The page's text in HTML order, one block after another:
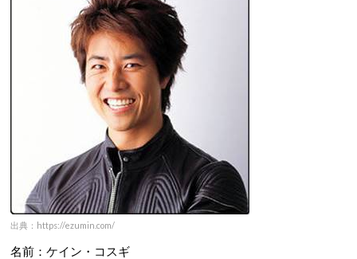
出典：https://ezumin.com/
名前：ケイン・コスギ